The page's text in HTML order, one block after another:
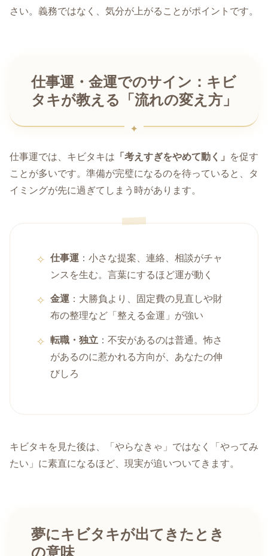
さい。義務ではなく、気分が上がることがポイントです。
仕事運・金運でのサイン：キビ
タキが教える「流れの変え方」
仕事運では、キビタキは 「考えすぎをやめて動く」
を促す
ことが多いです。準備が完璧になるのを待っていると、タ
イミングが先に過ぎてしまう時があります。
仕事運 ：小さな提案、連絡、相談がチャ
ンスを生む。言葉にするほど運が動く
金運 ：大勝負より、固定費の見直しや財
布の整理など「整える金運」が強い
転職・独立 ：不安があるのは普通。怖さ
があるのに惹かれる方向が、あなたの伸
びしろ
キビタキを見た後は、「やらなきゃ」ではなく「やってみ
たい」に素直になるほど、現実が追いついてきます。
夢にキビタキが出てきたとき
の意味